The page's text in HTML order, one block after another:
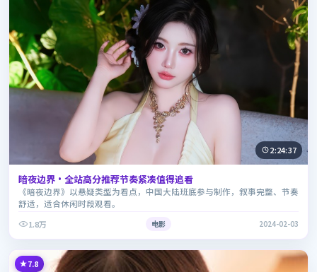
2:24:37
暗夜边界·全站高分推荐节奏紧凑值得追看
《暗夜边界》以悬疑类型为看点，中国大陆班底参与制作，叙事完整、节奏
舒适，适合休闲时段观看。
1.8万
电影 2024-02-03
7.8